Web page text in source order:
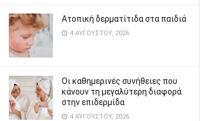
Ατοπική δερματίτιδα στα παιδιά
4 ΑΥΓΟΎΣΤΟΥ, 2026
Οι καθημερινές συνήθειες που
κάνουν τη μεγαλύτερη διαφορά
στην επιδερμίδα
4 ΑΥΓΟΎΣΤΟΥ, 2026